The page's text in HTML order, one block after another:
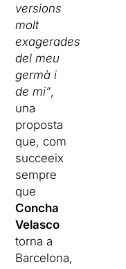
versions
molt
exagerades
del meu
germà i
de mi”,
una
proposta
que, com
succeeix
sempre
que
Concha
Velasco
torna a
Barcelona,